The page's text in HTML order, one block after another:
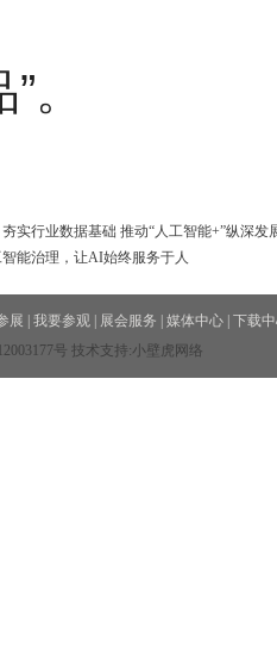
。
实行业数据基础 推动“人工智能+”纵深发
能治理，让AI始终服务于人
展 我要参观 展会服务 媒体中心 下载
号 技术支持:小壁虎网络